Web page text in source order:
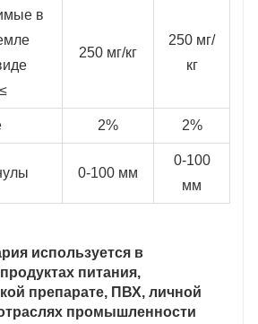
в
250 мг/кг
250 мг/
кг
2% 2%
0-100 мм
0-100
мм
используется в
питания,
препарате, ПВХ, личной
промышленности